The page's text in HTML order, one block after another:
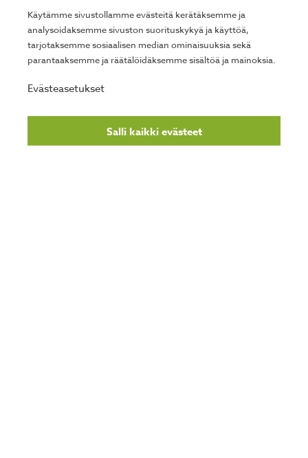
Kertasiivous
Muuttosiivous
Ikkunanpesu
Senioripalvelut
Kotitalousvähennyslaskuri
Käytämme sivustollamme evästeitä kerätäksemme ja
analysoidaksemme sivuston suorituskykyä ja käyttöä,
tarjotaksemme sosiaalisen median ominaisuuksia sekä
parantaaksemme ja räätälöidäksemme sisältöä ja mainoksia.
Evästeasetukset
Salli kaikki evästeet